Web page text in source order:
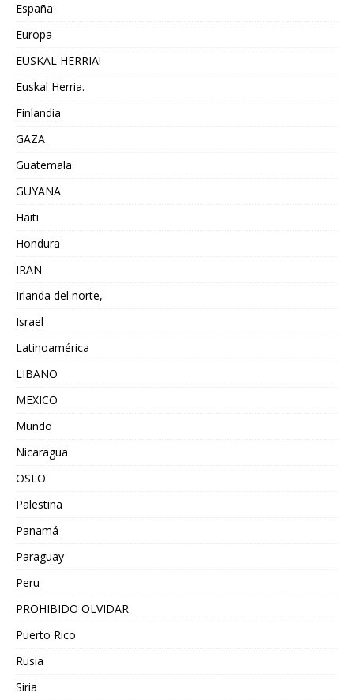
España
Europa
EUSKAL HERRIA!
Euskal Herria.
Finlandia
GAZA
Guatemala
GUYANA
Haiti
Hondura
IRAN
Irlanda del norte,
Israel
Latinoamérica
LIBANO
MEXICO
Mundo
Nicaragua
OSLO
Palestina
Panamá
Paraguay
Peru
PROHIBIDO OLVIDAR
Puerto Rico
Rusia
Siria